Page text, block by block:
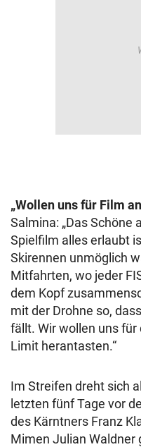
„Wollen uns für Film
Salmina: „Das Schöne
Spielfilm alles erlaubt
Skirennen unmöglich
Mitfahrten, wo jeder
dem Kopf
mit der Drohne so,
fällt. Wir wollen uns
Limit herantasten.“
Im Streifen dreht sich
letzten fünf Tage vor
des Kärntners Franz
Mimen Julian Waldner